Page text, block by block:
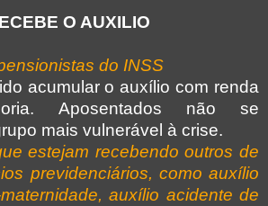
O AUXILIO
do INSS
acumular o auxílio com renda
Aposentados não se
mais vulnerável à crise.
estejam recebendo outros de
previdenciários, como auxílio
auxílio acidente de